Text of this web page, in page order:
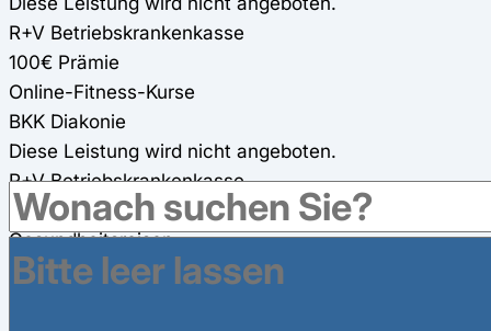
R+V Betriebskrankenkasse
100€ Prämie
Online-Fitness-Kurse
BKK Diakonie
Diese Leistung wird nicht angeboten.
R+V Betriebskrankenkasse
Online-Fitness-Kurse werden angeboten (100%)
Gesundheitsreisen
BKK Diakonie